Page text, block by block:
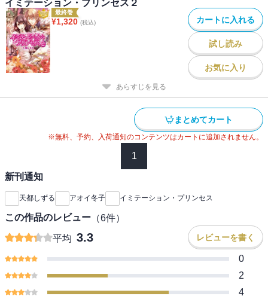
イミテーション・プリンセス２
最終巻
¥1,320 (税込) カートに入れる
試し読み
お気に入り
あらすじを見る
まとめてカート
※無料、予約、入荷通知のコンテンツはカートに追加されません。
1
新刊通知
天都しずる アオイ冬子 イミテーション・プリンセス
この作品のレビュー （6件）
平均 3.3 レビューを書く
0
2
4